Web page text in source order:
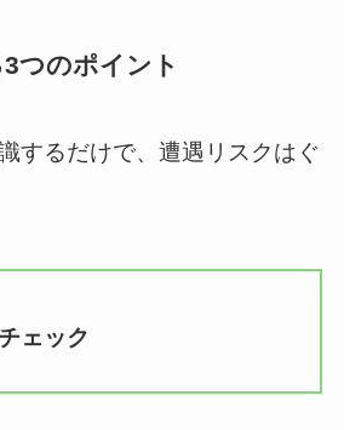
つのポイント
するだけで、遭遇リスクはぐ
ェック